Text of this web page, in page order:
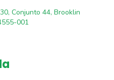
Conjunto 44, Brooklin
001